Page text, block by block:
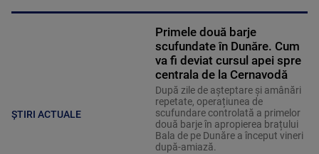
ȘTIRI ACTUALE
Primele două barje
scufundate în Dunăre. Cum
va fi deviat cursul apei spre
centrala de la Cernavodă
După zile de așteptare și amânări
repetate, operațiunea de
scufundare controlată a primelor
două barje în apropierea brațului
Bala de pe Dunăre a început vineri
după-amiază.